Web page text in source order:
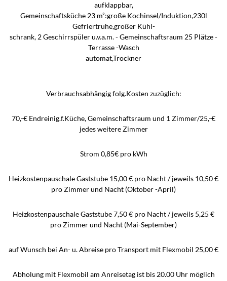
aufklappbar,
Gemeinschaftsküche 23 m²:große Kochinsel/Induktion,230l
Gefriertruhe,großer Kühl-
schrank, 2 Geschirrspüler u.v.a.m. - Gemeinschaftsraum 25 Plätze -
Terrasse -Wasch
automat,Trockner
Verbrauchsabhängig folg.Kosten zuzüglich:
70,-€ Endreinig.f.Küche, Gemeinschaftsraum und 1 Zimmer/25,-€
jedes weitere Zimmer
Strom 0,85€ pro kWh
Heizkostenpauschale Gaststube 15,00 € pro Nacht / jeweils 10,50 €
pro Zimmer und Nacht (Oktober -April)
Heizkostenpauschale Gaststube 7,50 € pro Nacht / jeweils 5,25 €
pro Zimmer und Nacht (Mai-September)
auf Wunsch bei An- u. Abreise pro Transport mit Flexmobil 25,00 €
Abholung mit Flexmobil am Anreisetag ist bis 20.00 Uhr möglich